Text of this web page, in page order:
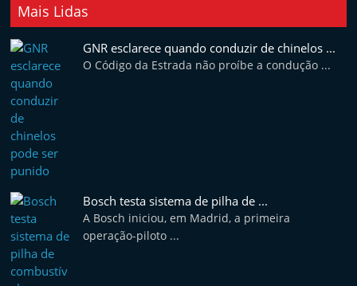
Mais Lidas
GNR esclarece quando conduzir de chinelos ...
O Código da Estrada não proíbe a condução ...
Bosch testa sistema de pilha de ...
A Bosch iniciou, em Madrid, a primeira
operação-piloto ...